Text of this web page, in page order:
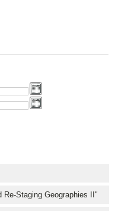
Re-Staging Geographies II"